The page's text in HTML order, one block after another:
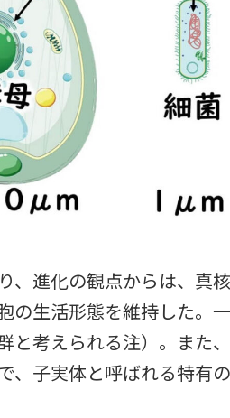
、進化の観点からは、真
の生活形態を維持した。
と考えられる注）。また
、子実体と呼ばれる特有